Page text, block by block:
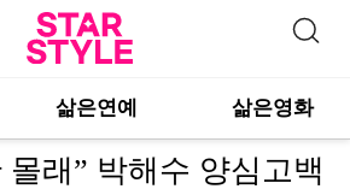
삶은연예 삶은영화
몰래” 박해수 양심고백